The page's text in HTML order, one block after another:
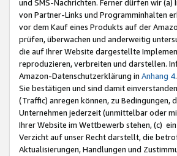
und SMS-Nachrichten. Ferner dürfen wir
von Partner-Links und Programminhalten
vor dem Kauf eines Produkts auf der
prüfen, überwachen und anderweitig
die auf Ihrer Website dargestellte
reproduzieren, verbreiten und darstellen.
Amazon-Datenschutzerklärung in Anhang 4.
Sie bestätigen und sind damit
(Traffic) anregen können, zu Bedingungen,
Unternehmen jederzeit (unmittelbar oder
Ihrer Website im Wettbewerb stehen, (c)
Verzicht auf unser Recht darstellt, die
Aktualisierungen, Handlungen und